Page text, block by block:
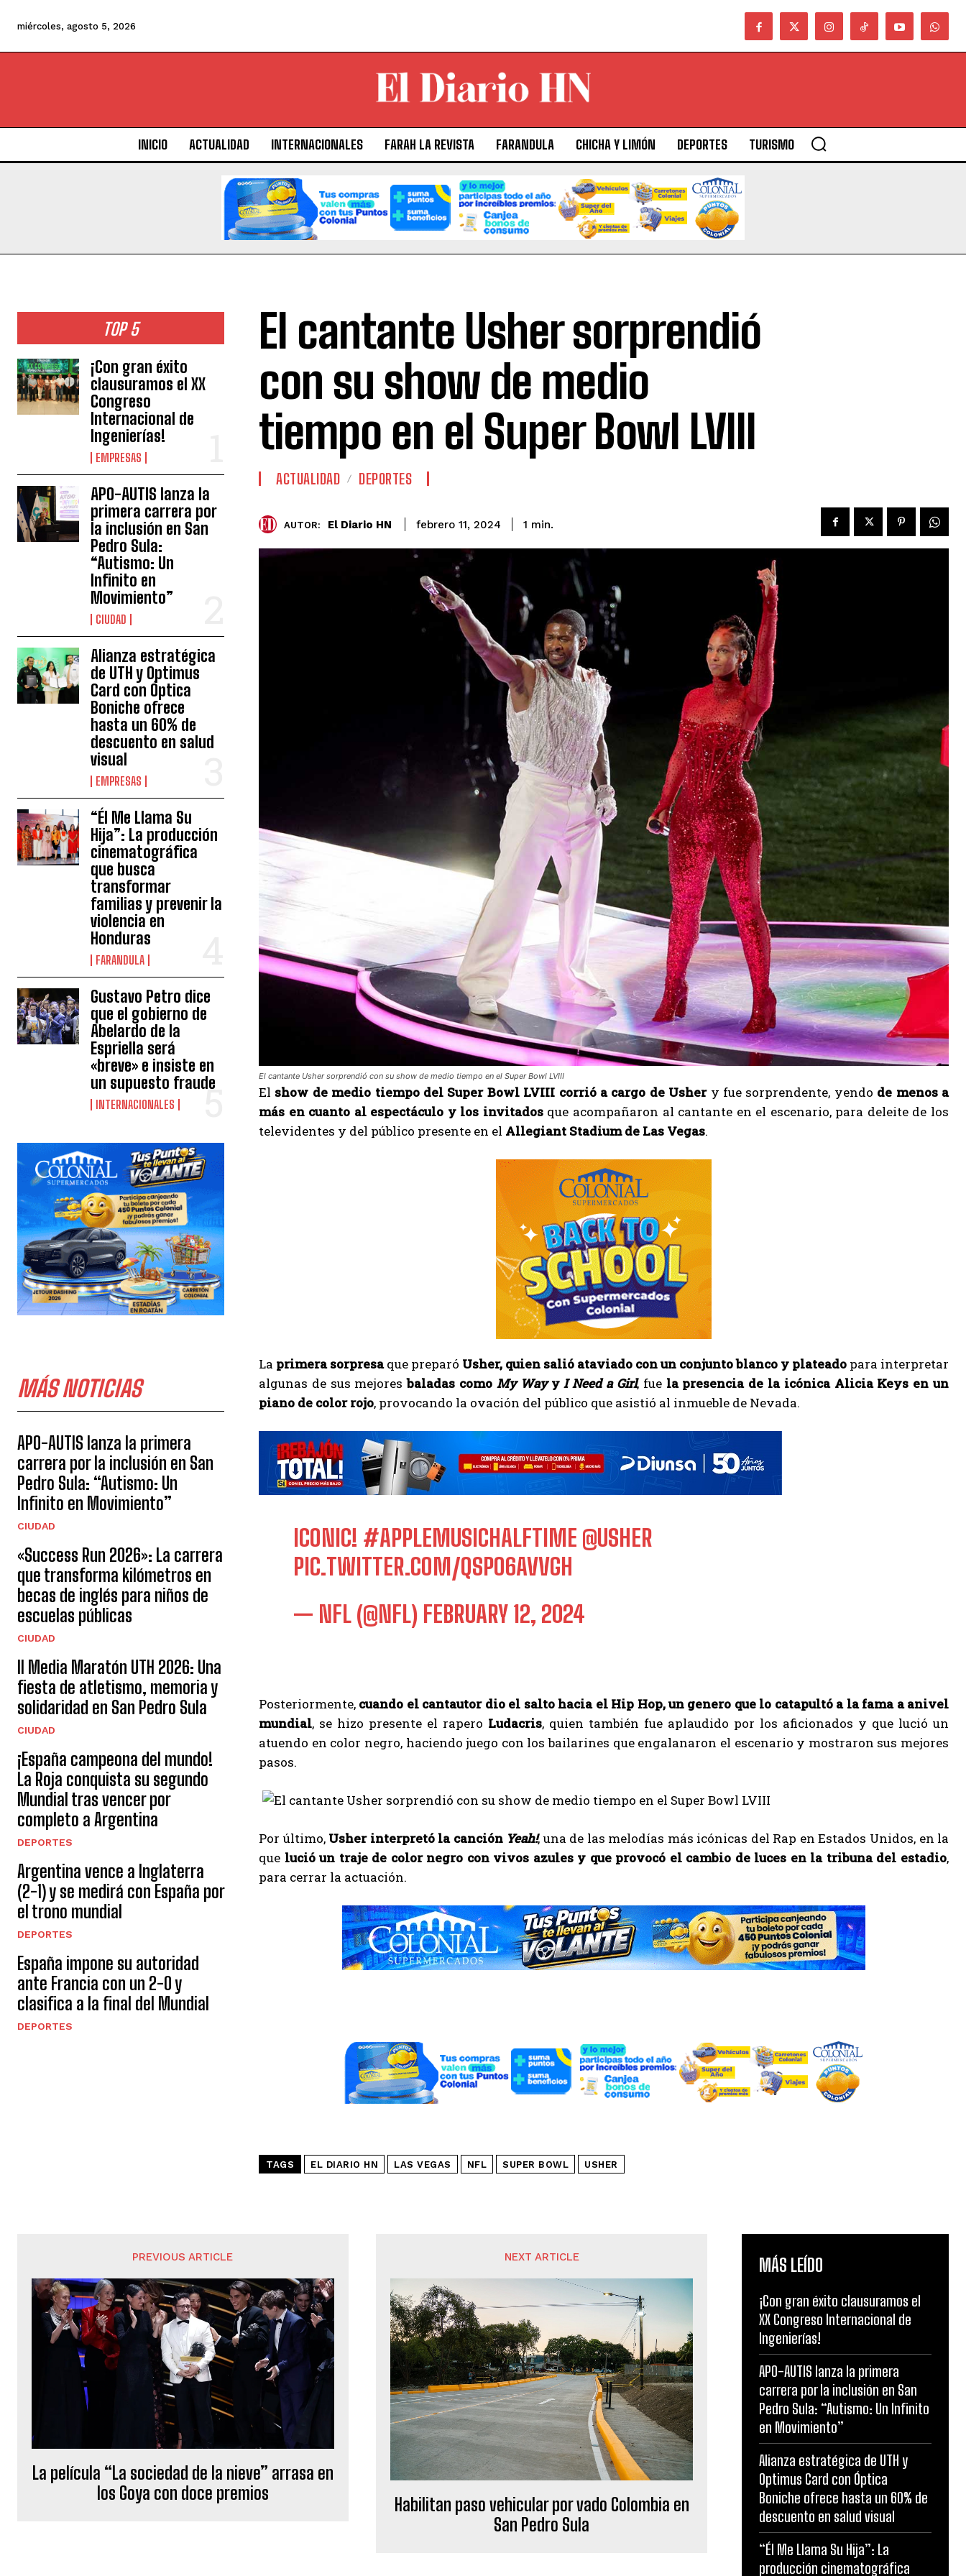
miércoles, agosto 5, 2026
INICIO ACTUALIDAD INTERNACIONALES FARAH LA REVISTA FARANDULA CHICHA Y LIMÓN DEPORTES TURISMO
TOP 5
¡Con gran éxito
clausuramos el XX
Congreso
Internacional de
Ingenierías!
EMPRESAS
APO-AUTIS lanza la
primera carrera por
la inclusión en San
Pedro Sula:
“Autismo: Un
Infinito en
Movimiento”
CIUDAD
Alianza estratégica
de UTH y Optimus
Card con Óptica
Boniche ofrece
hasta un 60% de
descuento en salud
visual
EMPRESAS
“Él Me Llama Su
Hija”: La producción
cinematográfica
que busca
transformar
familias y prevenir la
violencia en
Honduras
FARANDULA
Gustavo Petro dice
que el gobierno de
Abelardo de la
Espriella será
«breve» e insiste en
un supuesto fraude
INTERNACIONALES
MÁS NOTICIAS
APO-AUTIS lanza la primera
carrera por la inclusión en San
Pedro Sula: “Autismo: Un
Infinito en Movimiento”
CIUDAD
«Success Run 2026»: La carrera
que transforma kilómetros en
becas de inglés para niños de
escuelas públicas
CIUDAD
II Media Maratón UTH 2026: Una
fiesta de atletismo, memoria y
solidaridad en San Pedro Sula
CIUDAD
¡España campeona del mundo!
La Roja conquista su segundo
Mundial tras vencer por
completo a Argentina
DEPORTES
Argentina vence a Inglaterra
(2-1) y se medirá con España por
el trono mundial
DEPORTES
España impone su autoridad
ante Francia con un 2-0 y
clasifica a la final del Mundial
DEPORTES
El cantante Usher sorprendió
con su show de medio
tiempo en el Super Bowl LVIII
ACTUALIDAD DEPORTES
AUTOR: El Diario HN febrero 11, 2024 1 min.
El cantante Usher sorprendió con su show de medio tiempo en el Super Bowl LVIII
El show de medio tiempo del Super Bowl LVIII corrió a cargo de Ushery fue sorprendente, yendo de menos a
más en cuanto al espectáculo y los invitados que acompañaron al cantante en el escenario, para deleite de los
televidentes y del público presente en el Allegiant Stadium de Las Vegas.
La primera sorpresaque preparó Usher, quien salió ataviado con un conjunto blanco y plateado para interpretar
algunas de sus mejoresbaladas como My WayyI Need a Girl, fue la presencia de la icónica Alicia Keys en un
piano de color rojo, provocando la ovación del público que asistió al inmueble de Nevada.
ICONIC! #APPLEMUSICHALFTIME @USHER
PIC.TWITTER.COM/QSPO6AVVGH
— NFL (@NFL) FEBRUARY 12, 2024
Posteriormente, cuando el cantautor dio el salto hacia el Hip Hop, un genero que lo catapultó a la fama a anivel
mundial, se hizo presente el rapero Ludacris, quien también fue aplaudido por los aficionados y que lució un
atuendo en color negro, haciendo juego con los bailarines que engalanaron el escenario y mostraron sus mejores
pasos.
Por último, Usher interpretó la canción Yeah!, una de las melodías más icónicas del Rap en Estados Unidos, en la
que lució un traje de color negro con vivos azules y que provocó el cambio de luces en la tribuna del estadio,
para cerrar la actuación.
TAGS EL DIARIO HN LAS VEGAS NFL SUPER BOWL USHER
PREVIOUS ARTICLE
La película “La sociedad de la nieve” arrasa en
los Goya con doce premios
NEXT ARTICLE
Habilitan paso vehicular por vado Colombia en
San Pedro Sula
MÁS LEÍDO
¡Con gran éxito clausuramos el
XX Congreso Internacional de
Ingenierías!
APO-AUTIS lanza la primera
carrera por la inclusión en San
Pedro Sula: “Autismo: Un Infinito
en Movimiento”
Alianza estratégica de UTH y
Optimus Card con Óptica
Boniche ofrece hasta un 60% de
descuento en salud visual
“Él Me Llama Su Hija”: La
producción cinematográfica